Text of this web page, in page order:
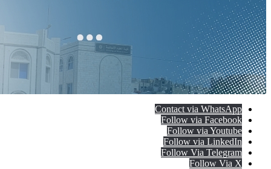
Contact via WhatsApp
Follow via Facebook
Follow via Youtube
Follow via LinkedIn
Follow Via Telegram
Follow Via X